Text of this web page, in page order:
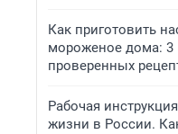
Как приготовить
мороженое дома: 3
проверенных
Рабочая
жизни в России.